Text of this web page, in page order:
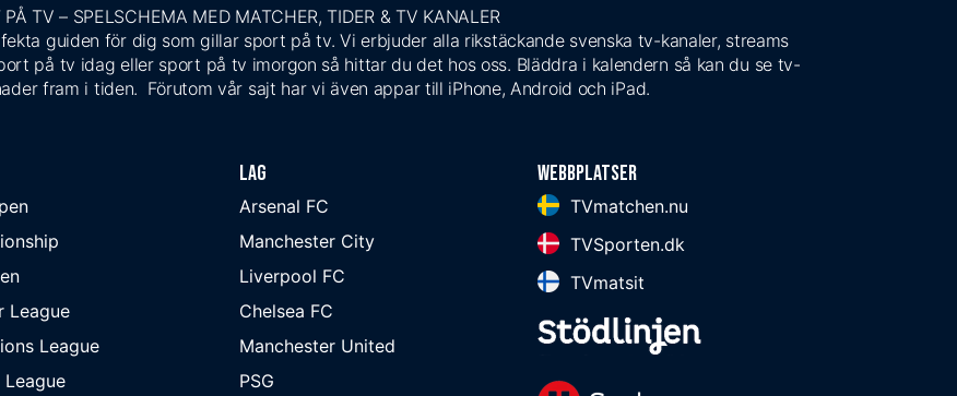
PÅ TV – SPELSCHEMA MED MATCHER, TIDER & TV KANALER
guiden för dig som gillar sport på tv. Vi erbjuder alla rikstäckande svenska tv-kanaler, streams
på tv idag eller sport på tv imorgon så hittar du det hos oss. Bläddra i kalendern så kan du se tv-
fram i tiden. Förutom vår sajt har vi även appar till iPhone, Android och iPad.
League
League
League
Lag
Arsenal FC
Manchester City
Liverpool FC
Chelsea FC
Manchester United
PSG
Webbplatser
TVmatchen.nu
TVSporten.dk
TVmatsit